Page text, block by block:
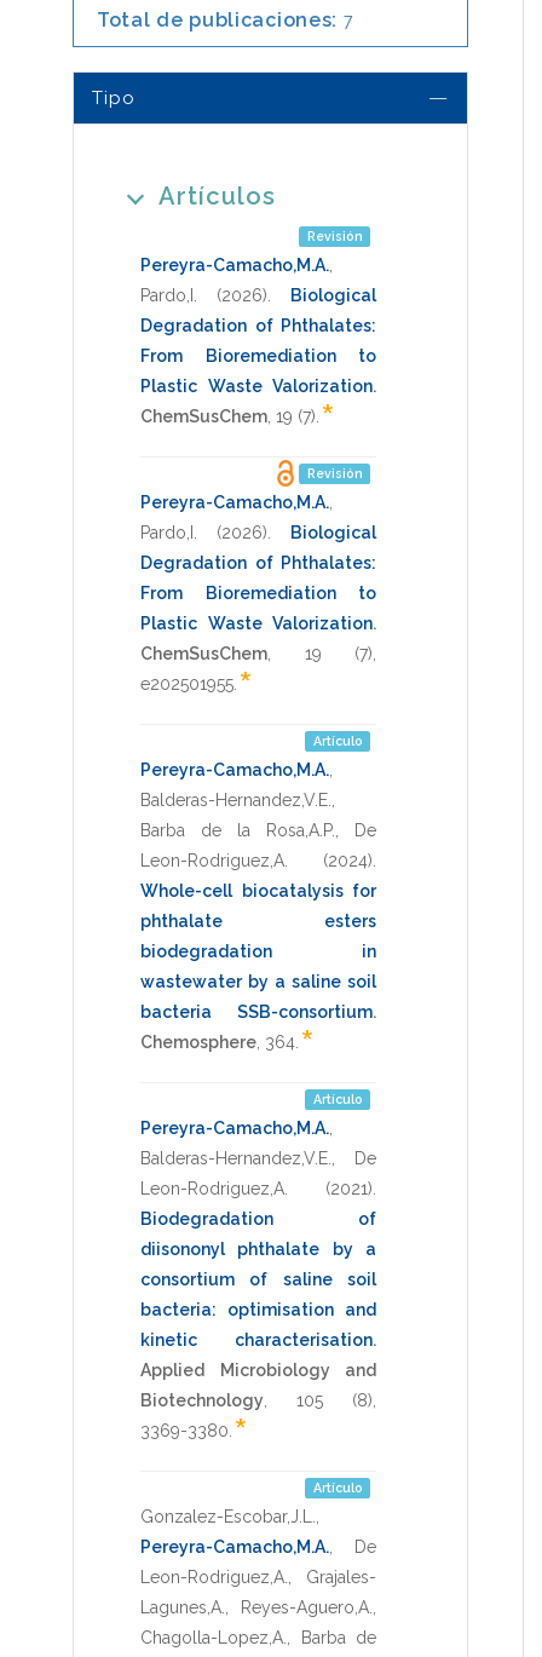
Total de publicaciones: 7
Tipo
Artículos
Revisión
Pereyra-Camacho,M.A.
Pardo,I.
(2026)
Biological
Degradation of Phthalates:
From Bioremediation to
Plastic Waste Valorization.
ChemSusChem 19 (7). *
Revisión
Pereyra-Camacho,M.A.
Pardo,I.
(2026)
Biological
Degradation of Phthalates:
From Bioremediation to
Plastic Waste Valorization.
ChemSusChem
19 (7),
e202501955 *
Artículo
Pereyra-Camacho,M.A.
Balderas-Hernandez,V.E.
Barba de la Rosa,A.P.
De
Leon-Rodriguez,A.
(2024)
Whole-cell biocatalysis for
phthalate esters
biodegradation in
wastewater by a saline soil
bacteria SSB-consortium.
Chemosphere 364 *
Artículo
Pereyra-Camacho,M.A.
Balderas-Hernandez,V.E.
De
Leon-Rodriguez,A.
(2021)
Biodegradation of
diisononyl phthalate by a
consortium of saline soil
bacteria: optimisation and
kinetic characterisation.
Applied Microbiology and
Biotechnology
105 (8),
3369-3380 *
Artículo
Gonzalez-Escobar,J.L.
Pereyra-Camacho,M.A.
De
Leon-Rodriguez,A.
Grajales-
Lagunes,A.
Reyes-Aguero,A.
Chagolla-Lopez,A.
Barba de